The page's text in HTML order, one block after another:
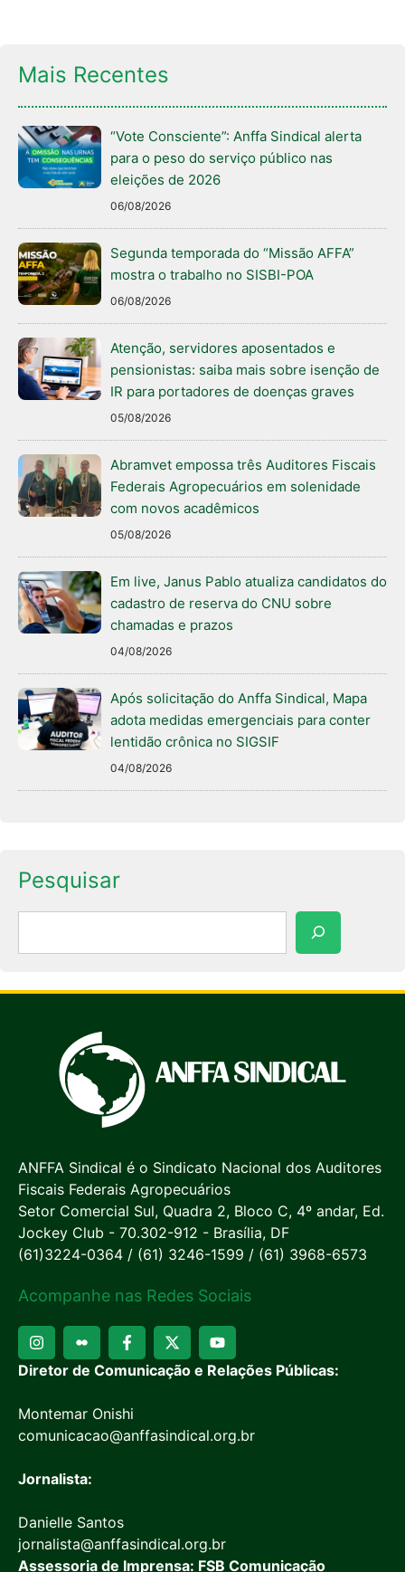
Mais Recentes
“Vote Consciente”: Anffa Sindical alerta
para o peso do serviço público nas
eleições de 2026
06/08/2026
Segunda temporada do “Missão AFFA”
mostra o trabalho no SISBI-POA
06/08/2026
Atenção, servidores aposentados e
pensionistas: saiba mais sobre isenção de
IR para portadores de doenças graves
05/08/2026
Abramvet empossa três Auditores Fiscais
Federais Agropecuários em solenidade
com novos acadêmicos
05/08/2026
Em live, Janus Pablo atualiza candidatos do
cadastro de reserva do CNU sobre
chamadas e prazos
04/08/2026
Após solicitação do Anffa Sindical, Mapa
adota medidas emergenciais para conter
lentidão crônica no SIGSIF
04/08/2026
Pesquisar
ANFFA Sindical é o Sindicato Nacional dos Auditores
Fiscais Federais Agropecuários
Setor Comercial Sul, Quadra 2, Bloco C, 4º andar, Ed.
Jockey Club - 70.302-912 - Brasília, DF
(61)3224-0364 / (61) 3246-1599 / (61) 3968-6573
Acompanhe nas Redes Sociais
Diretor de Comunicação e Relações Públicas:
Montemar Onishi
comunicacao@anffasindical.org.br
Jornalista:
Danielle Santos
jornalista@anffasindical.org.br
Assessoria de Imprensa: FSB Comunicação